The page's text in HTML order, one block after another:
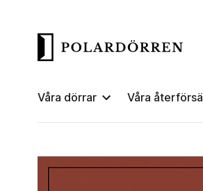
Våra dörrar Våra